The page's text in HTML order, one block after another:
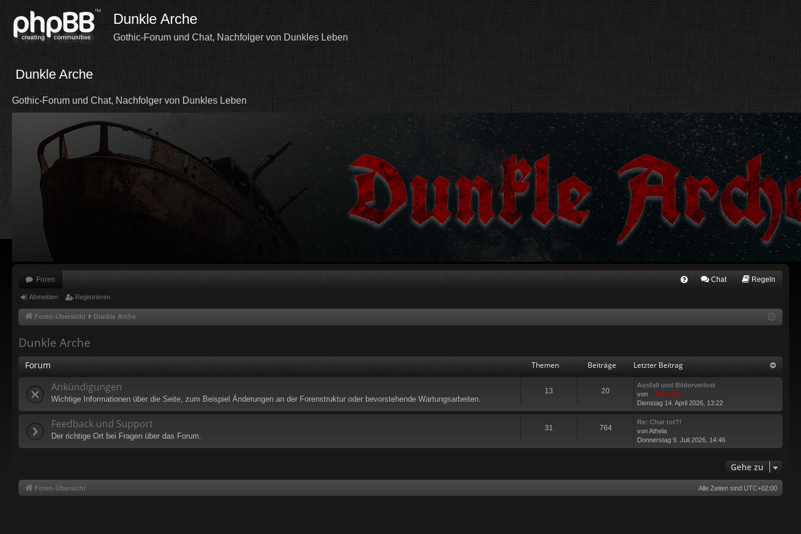
Dunkle Arche
Gothic-Forum und Chat, Nachfolger von Dunkles Leben
Dunkle Arche
Gothic-Forum und Chat, Nachfolger von Dunkles Leben
Foren Chat Regeln
Abmelden Registrieren
Foren-Übersicht Dunkle Arche
Dunkle Arche
Forum Themen Beiträge Letzter Beitrag
Ankündigungen
Wichtige Informationen über die Seite, zum Beispiel Änderungen an der Forenstruktur oder bevorstehende Wartungsarbeiten.
13 20
Ausfall und Bilderverlust
von
Fanchen
Dienstag 14. April 2026, 13:22
Feedback und Support
Der richtige Ort bei Fragen über das Forum.
31 764
Re: Chat tot?!
vonAthela
Donnerstag 9. Juli 2026, 14:46
Gehe zu
Foren-Übersicht Alle Zeiten sind UTC+02:00